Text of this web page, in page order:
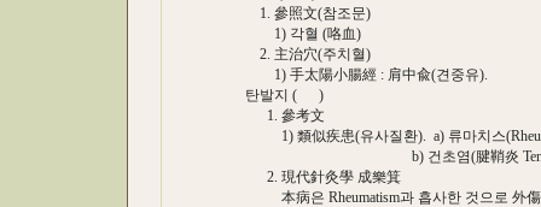
1. 參照文(참조문)
1) 각혈 (咯血)
2. 主治穴(주치혈)
1) 手太陽小腸經 : 肩中兪(견중유).
탄발지 ( )
1. 參考文
1) 類似疾患(유사질환). a) 류마치스
b) 건초염(腱鞘炎
2. 現代針灸學 成樂箕
本病은 Rheumatism과 흡사한 것으로 外